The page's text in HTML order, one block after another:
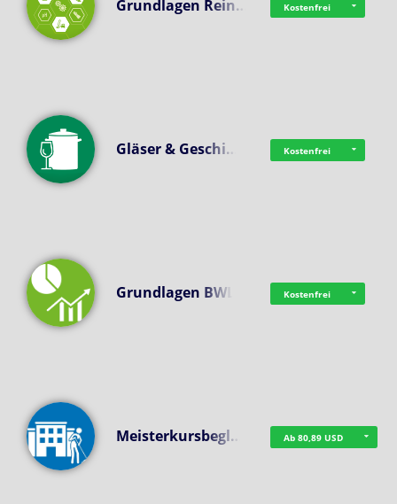
Grundlagen Rein… Kostenfrei
Gläser & Geschi… Kostenfrei
Grundlagen BWL Kostenfrei
Meisterkursbegl… Ab 80,89 USD